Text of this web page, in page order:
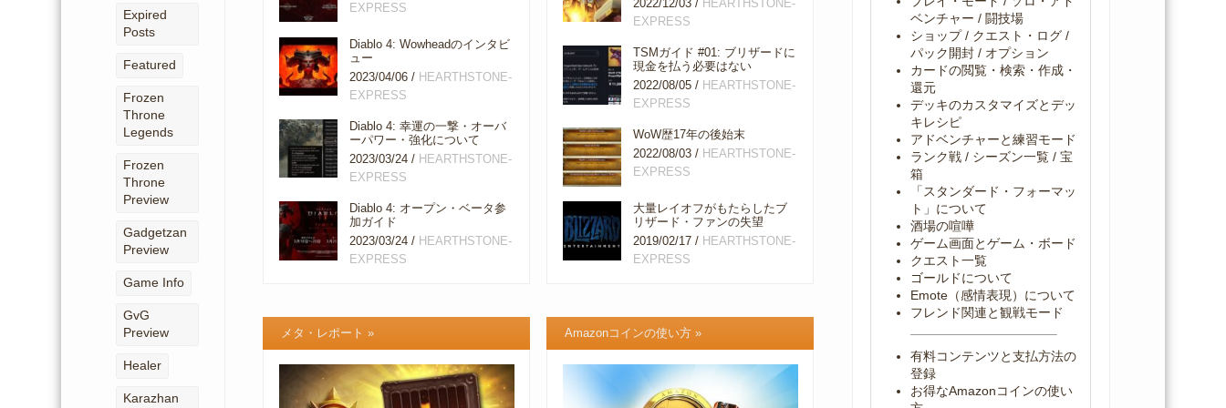
EXPRESS
Diablo 4: Wowheadのインタビ
ュー
2023/04/06 / HEARTHSTONE-
EXPRESS
Diablo 4: 幸運の一撃・オーバ
ーパワー・強化について
2023/03/24 / HEARTHSTONE-
EXPRESS
Diablo 4: オープン・ベータ参
加ガイド
2023/03/24 / HEARTHSTONE-
EXPRESS
2022/12/03 / HEARTHSTONE-
EXPRESS
TSMガイド #01: ブリザードに
現金を払う必要はない
2022/08/05 / HEARTHSTONE-
EXPRESS
WoW歴17年の後始末
2022/08/03 / HEARTHSTONE-
EXPRESS
大量レイオフがもたらしたブ
リザード・ファンの失望
2019/02/17 / HEARTHSTONE-
EXPRESS
メタ・レポート » Amazonコインの使い方 »
ベンチャー / 闘技場
ショップ / クエスト・ログ /
パック開封 / オプション
カードの閲覧・検索・作成・
還元
デッキのカスタマイズとデッ
キレシピ
アドベンチャーと練習モード
ランク戦 / シーズン一覧 / 宝
箱
「スタンダード・フォーマッ
ト」について
酒場の喧嘩
ゲーム画面とゲーム・ボード
クエスト一覧
ゴールドについて
Emote（感情表現）について
フレンド関連と観戦モード
有料コンテンツと支払方法の
登録
お得なAmazonコインの使い
Expired
Posts
Featured
Frozen
Throne
Legends
Frozen
Throne
Preview
Gadgetzan
Preview
Game Info
GvG
Preview
Healer
Karazhan